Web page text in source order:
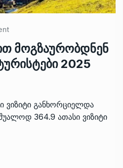
მოგზაურობდნენ
2025
ვიზიტი განხორციელდა
364.9 ათასი ვიზიტი